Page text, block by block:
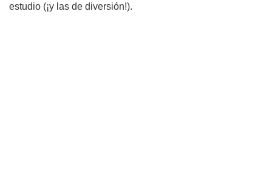
estudio (¡y las de diversión!).